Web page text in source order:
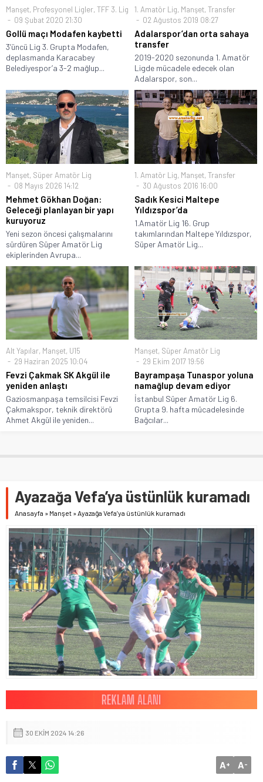
Manşet, Profesyonel Ligler, TFF 3. Lig
09 Şubat 2020 21:30
Gollü maçı Modafen kaybetti
3’üncü Lig 3. Grupta Modafen,
deplasmanda Karacabey
Belediyespor’a 3-2 mağlup...
1. Amatör Lig, Manşet, Transfer
02 Ağustos 2019 08:27
Adalarspor’dan orta sahaya
transfer
2019-2020 sezonunda 1. Amatör
Ligde mücadele edecek olan
Adalarspor, son...
Manşet, Süper Amatör Lig
08 Mayıs 2026 14:12
Mehmet Gökhan Doğan:
Geleceği planlayan bir yapı
kuruyoruz
Yeni sezon öncesi çalışmalarını
sürdüren Süper Amatör Lig
ekiplerinden Avrupa...
1. Amatör Lig, Manşet, Transfer
30 Ağustos 2016 16:00
Sadık Kesici Maltepe
Yıldızspor’da
1.Amatör Lig 16. Grup
takımlarından Maltepe Yıldızspor,
Süper Amatör Lig...
Alt Yapılar, Manşet, U15
29 Haziran 2025 10:04
Fevzi Çakmak SK Akgül ile
yeniden anlaştı
Gaziosmanpaşa temsilcisi Fevzi
Çakmakspor, teknik direktörü
Ahmet Akgül ile yeniden...
Manşet, Süper Amatör Lig
29 Ekim 2017 19:56
Bayrampaşa Tunaspor yoluna
namağlup devam ediyor
İstanbul Süper Amatör Lig 6.
Grupta 9. hafta mücadelesinde
Bağcılar...
Ayazağa Vefa’ya üstünlük kuramadı
Anasayfa » Manşet »Ayazağa Vefa’ya üstünlük kuramadı
30 EKIM 2024 14:26
A+ A-